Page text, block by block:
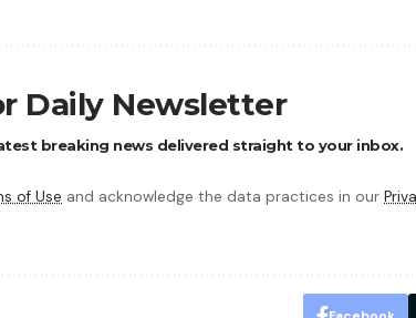
Daily Newsletter
breaking news delivered straight to your inbox.
of Use and acknowledge the data practices in our